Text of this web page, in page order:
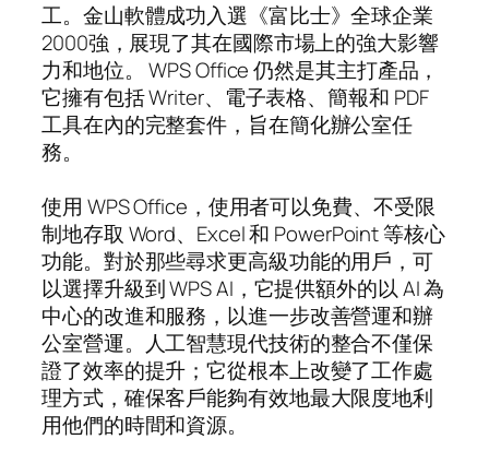
工。金山軟體成功入選《富比士》全球企業
2000強，展現了其在國際市場上的強大影響
力和地位。 WPS Office 仍然是其主打產品，
它擁有包括 Writer、電子表格、簡報和 PDF
工具在內的完整套件，旨在簡化辦公室任
務。
使用 WPS Office，使用者可以免費、不受限
制地存取 Word、Excel 和 PowerPoint 等核心
功能。對於那些尋求更高級功能的用戶，可
以選擇升級到 WPS AI，它提供額外的以 AI 為
中心的改進和服務，以進一步改善營運和辦
公室營運。人工智慧現代技術的整合不僅保
證了效率的提升；它從根本上改變了工作處
理方式，確保客戶能夠有效地最大限度地利
用他們的時間和資源。